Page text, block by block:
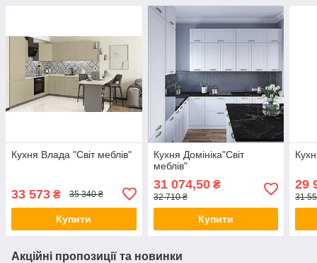
Кухня Влада "Світ меблів"
33 573 ₴ 35 340 ₴
Купити
Кухня Домініка"Світ
меблів"
31 074,50₴
32 710 ₴
Купити
29
31
Акційні пропозиції та новинки